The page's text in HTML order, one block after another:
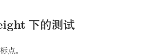
下的测试
点。